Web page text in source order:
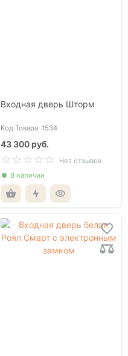
Входная дверь Шторм
Код Товара: 1534
43 300 руб.
Нет отзывов
В наличии